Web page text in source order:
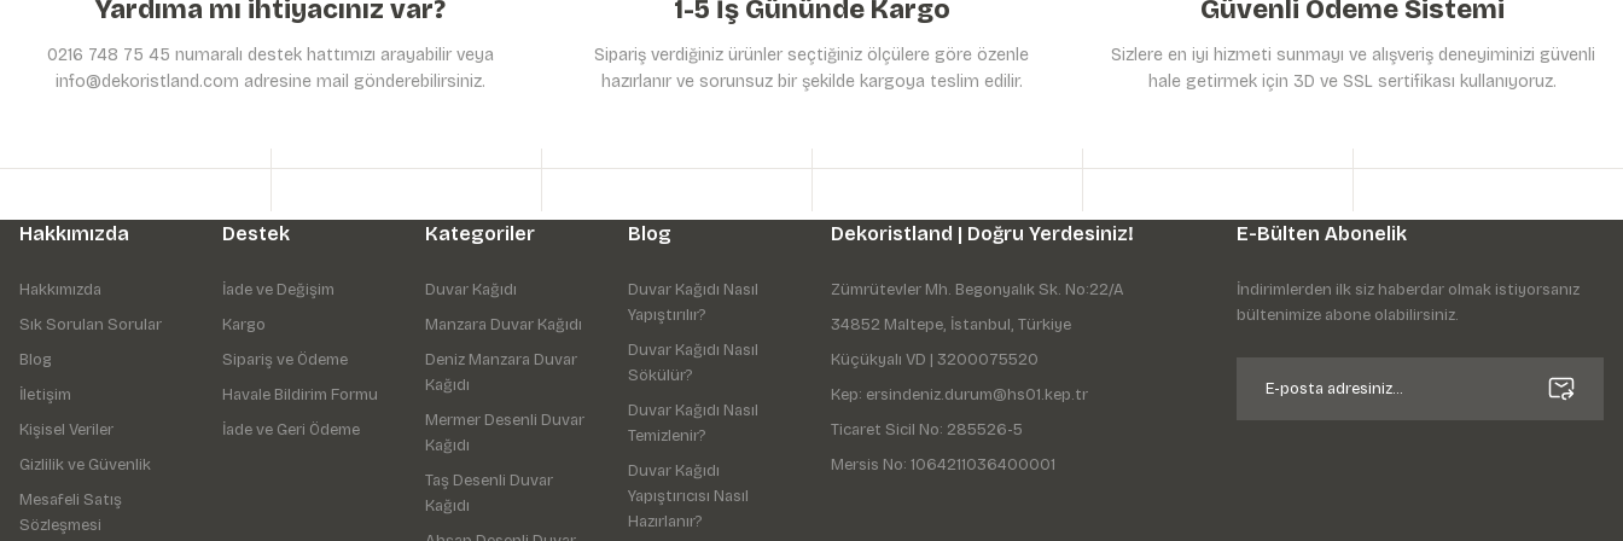
Gönder
Yardıma mı ihtiyacınız var?
0216 748 75 45 numaralı destek hattımızı arayabilir veya
info@dekoristland.com adresine mail gönderebilirsiniz.
1-5 İş Gününde Kargo
Sipariş verdiğiniz ürünler seçtiğiniz ölçülere göre özenle
hazırlanır ve sorunsuz bir şekilde kargoya teslim edilir.
Güvenli Ödeme Sistemi
Sizlere en iyi hizmeti sunmayı ve alışveriş deneyiminizi güvenli
hale getirmek için 3D ve SSL sertifikası kullanıyoruz.
Hakkımızda
Hakkımızda
Sık Sorulan Sorular
Blog
İletişim
Kişisel Veriler
Gizlilik ve Güvenlik
Mesafeli Satış
Sözleşmesi
Destek
İade ve Değişim
Kargo
Sipariş ve Ödeme
Havale Bildirim Formu
İade ve Geri Ödeme
Kategoriler
Duvar Kağıdı
Manzara Duvar Kağıdı
Deniz Manzara Duvar
Kağıdı
Mermer Desenli Duvar
Kağıdı
Taş Desenli Duvar
Kağıdı
Blog
Duvar Kağıdı Nasıl
Yapıştırılır?
Duvar Kağıdı Nasıl
Sökülür?
Duvar Kağıdı Nasıl
Temizlenir?
Duvar Kağıdı
Yapıştırıcısı Nasıl
Hazırlanır?
Dekoristland | Doğru Yerdesiniz!
Zümrütevler Mh. Begonyalık Sk. No:22/A
34852 Maltepe, İstanbul, Türkiye
Küçükyalı VD | 3200075520
Kep: ersindeniz.durum@hs01.kep.tr
Ticaret Sicil No: 285526-5
Mersis No: 1064211036400001
E-Bülten Abonelik
İndirimlerden ilk siz haberdar olmak istiyorsanız
bültenimize abone olabilirsiniz.